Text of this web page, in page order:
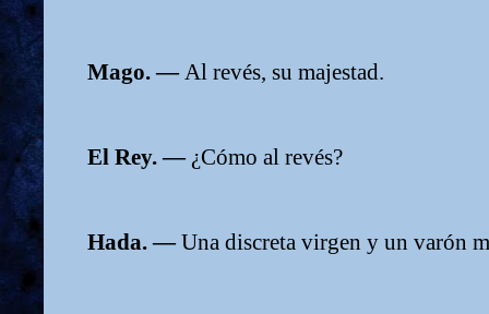
Mago. — Al revés, su majestad.
El Rey. — ¿Cómo al revés?
Hada. —Una discreta virgen y un varón